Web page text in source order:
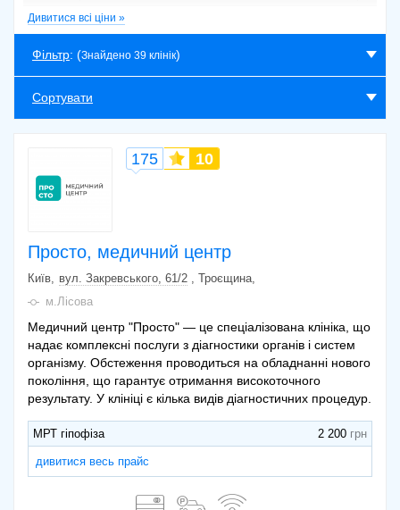
МРТ гіпофіза
МРТ гіпофіза
5500 грн.
МРТ гіпофіза
3400 грн.
Дивитися всі ціни »
Фільтр: (Знайдено 39 клінік)
Сортувати
Просто, медичний центр
175 10
Київ вул. Закревського, 61/2 , Троєщина
м.Лісова
Медичний центр "Просто" — це спеціалізована клініка, що
надає комплексні послуги з діагностики органів і систем
організму. Обстеження проводиться на обладнанні нового
покоління, що гарантує отримання високоточного
результату. У клініці є кілька видів діагностичних процедур.
МРТ гіпофіза 2 200
дивитися весь прайс